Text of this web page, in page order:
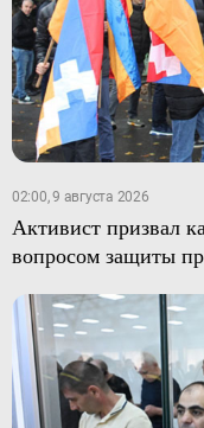
02:00, 9 августа 2026
Активист призвал
вопросом защиты